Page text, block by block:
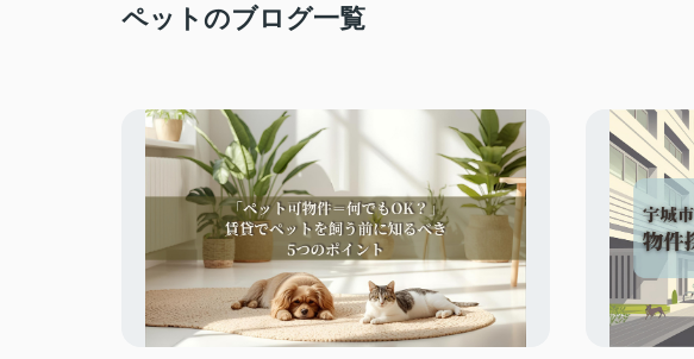
ペットのブログ一覧